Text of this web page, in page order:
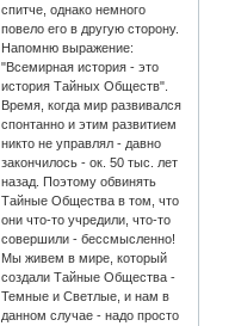
спитче, однако немного
повело его в другую сторону.
Напомню выражение:
"Всемирная история - это
история Тайных Обществ".
Время, когда мир развивался
спонтанно и этим развитием
никто не управлял - давно
закончилось - ок. 50 тыс. лет
назад. Поэтому обвинять
Тайные Общества в том, что
они что-то учредили, что-то
совершили - бессмысленно!
Мы живем в мире, который
создали Тайные Общества -
Темные и Светлые, и нам в
данном случае - надо просто